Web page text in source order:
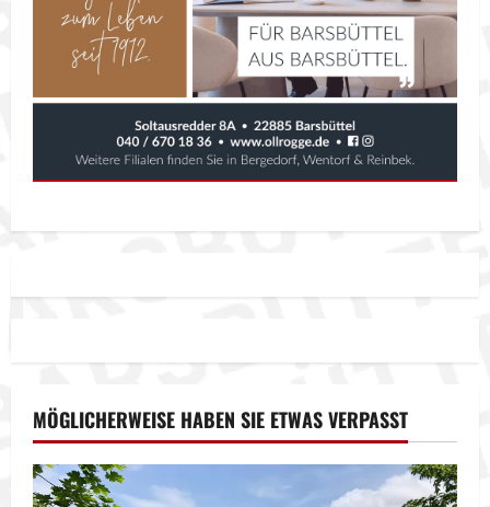
MÖGLICHERWEISE HABEN SIE ETWAS VERPASST